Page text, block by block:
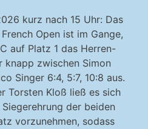
kurz nach 15 Uhr: Das
Open ist im Gange,
auf Platz 1 das Herren-
knapp zwischen Simon
Singer 6:4, 5:7, 10:8 aus.
Torsten Kloß ließ es sich
der beiden
vorzunehmen, sodass